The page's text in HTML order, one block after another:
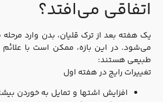
اتفاقی می‌افتد؟
یک هفته بعد از ترک قلیان، بدن وارد مرحله‌
می‌شود. در این بازه، ممکن است با علائم
طبیعی هستند:
تغییرات رایج در هفته اول
افزایش اشتها و تمایل به خوردن